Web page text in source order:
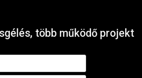
több működő projekt